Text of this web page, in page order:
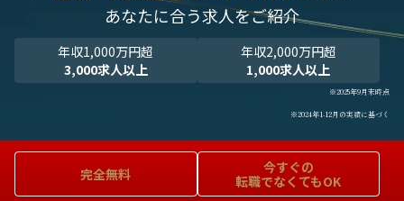
あなたに合う求人をご紹介
年収1,000万円超
3,000求人以上
年収2,000万円超
1,000求人以上
※2025年9月末時点
※2024年1-12月の実績に基づく
完全無料
今すぐの
転職でなくてもOK